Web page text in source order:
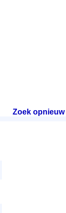
Zoek opnieuw.